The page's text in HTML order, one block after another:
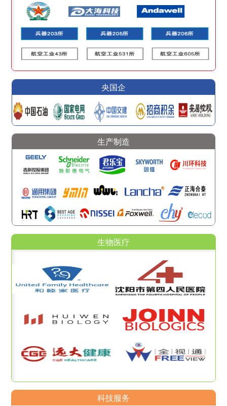
央国企
生产制造
生物医疗
科技服务